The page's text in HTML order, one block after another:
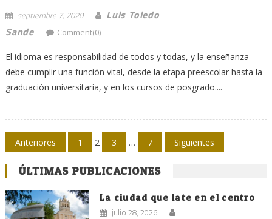
septiembre 7, 2020
Luis Toledo
Sande
Comment(0)
El idioma es responsabilidad de todos y todas, y la enseñanza
debe cumplir una función vital, desde la etapa preescolar hasta la
graduación universitaria, y en los cursos de posgrado....
Navegación
de
entradas
Anteriores 1 2 3 … 7 Siguientes
ÚLTIMAS PUBLICACIONES
La ciudad que late en el centro
julio 28, 2026